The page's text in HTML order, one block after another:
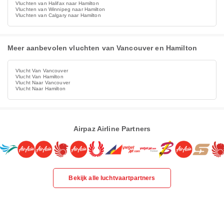
Vluchten van Halifax naar Hamilton
Vluchten van Winnipeg naar Hamilton
Vluchten van Calgary naar Hamilton
Meer aanbevolen vluchten van Vancouver en Hamilton
Vlucht Van Vancouver
Vlucht Van Hamilton
Vlucht Naar Vancouver
Vlucht Naar Hamilton
Airpaz Airline Partners
Bekijk alle luchtvaartpartners